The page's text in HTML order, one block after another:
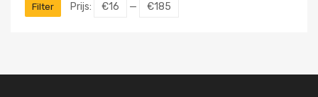
Filter Prijs: €16 — €185